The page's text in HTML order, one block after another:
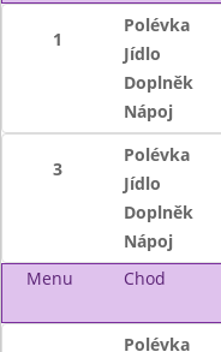
1
Polévka
Jídlo
Doplněk
Nápoj
3
Polévka
Jídlo
Doplněk
Nápoj
Menu
Chod
Polévka